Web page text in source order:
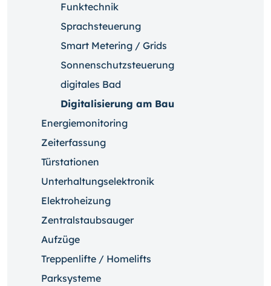
Funktechnik
Sprachsteuerung
Smart Metering / Grids
Sonnenschutzsteuerung
digitales Bad
Digitalisierung am Bau
Energiemonitoring
Zeiterfassung
Türstationen
Unterhaltungselektronik
Elektroheizung
Zentralstaubsauger
Aufzüge
Treppenlifte / Homelifts
Parksysteme